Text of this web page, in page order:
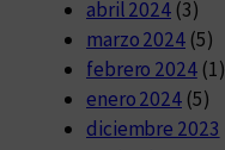
abril 2024 (3)
marzo 2024 (5)
febrero 2024(1)
enero 2024 (5)
diciembre 2023